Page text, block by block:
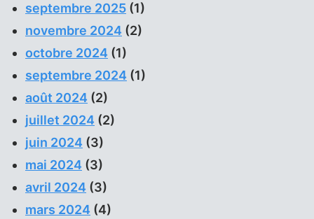
septembre 2025 (1)
novembre 2024 (2)
octobre 2024 (1)
septembre 2024 (1)
août 2024 (2)
juillet 2024 (2)
juin 2024 (3)
mai 2024 (3)
avril 2024 (3)
mars 2024 (4)